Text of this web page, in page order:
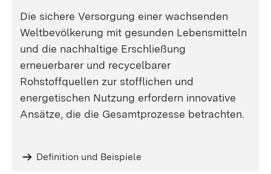
Die sichere Versorgung einer wachsenden
Weltbevölkerung mit gesunden Lebensmitteln
und die nachhaltige Erschließung
erneuerbarer und recycelbarer
Rohstoffquellen zur stofflichen und
energetischen Nutzung erfordern innovative
Ansätze, die die Gesamtprozesse betrachten.
Definition und Beispiele